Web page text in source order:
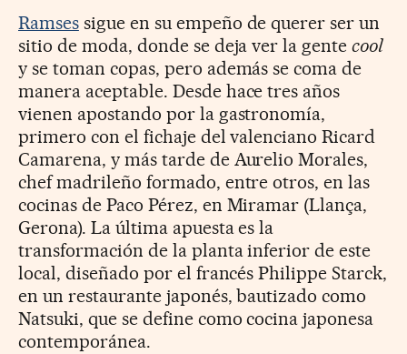
Ramsessigue en su empeño de querer ser un
sitio de moda, donde se deja ver la gentecool
y se toman copas, pero además se coma de
manera aceptable. Desde hace tres años
vienen apostando por la gastronomía,
primero con el fichaje del valenciano Ricard
Camarena, y más tarde de Aurelio Morales,
chef madrileño formado, entre otros, en las
cocinas de Paco Pérez, en Miramar (Llança,
Gerona). La última apuesta es la
transformación de la planta inferior de este
local, diseñado por el francés Philippe Starck,
en un restaurante japonés, bautizado como
Natsuki, que se define como cocina japonesa
contemporánea.